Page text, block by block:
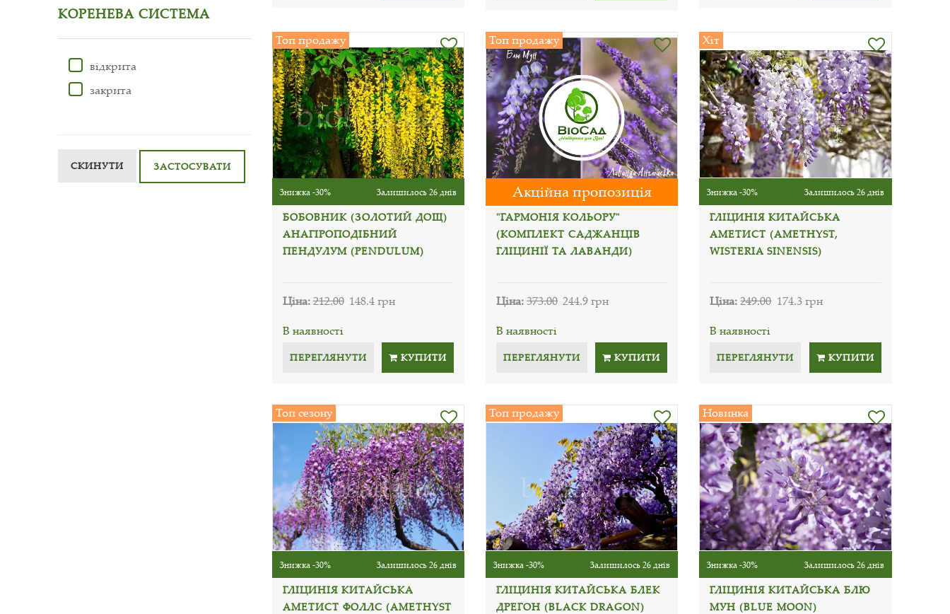
КОРЕНЕВА СИСТЕМА
відкрита
закрита
СКИНУТИ ЗАСТОСУВАТИ
Топ продажу
Знижка -30% Залишилось 26 днів
БОБОВНИК (ЗОЛОТИЙ ДОЩ)
АНАГІРОПОДІБНИЙ
ПЕНДУЛУМ (PENDULUM)
Ціна:212.00 148.4 грн
В наявності
ПЕРЕГЛЯНУТИ КУПИТИ
Топ продажу
Акційна пропозиція
"ГАРМОНІЯ КОЛЬОРУ"
(КОМПЛЕКТ САДЖАНЦІВ
ГЛІЦИНІЇ ТА ЛАВАНДИ)
Ціна:373.00 244.9 грн
В наявності
ПЕРЕГЛЯНУТИ КУПИТИ
Хіт
Знижка -30% Залишилось 26 днів
ГЛІЦИНІЯ КИТАЙСЬКА
АМЕТИСТ (AMETHYST,
WISTERIA SINENSIS)
Ціна:249.00 174.3 грн
В наявності
ПЕРЕГЛЯНУТИ КУПИТИ
Топ сезону
Знижка -30% Залишилось 26 днів
ГЛІЦИНІЯ КИТАЙСЬКА
АМЕТИСТ ФОЛЛС (AMETHYST
Топ продажу
Знижка -30% Залишилось 26 днів
ГЛІЦИНІЯ КИТАЙСЬКА БЛЕК
ДРЕГОН (BLACK DRAGON)
Новинка
Знижка -30% Залишилось 26 днів
ГЛІЦИНІЯ КИТАЙСЬКА БЛЮ
МУН (BLUE MOON)